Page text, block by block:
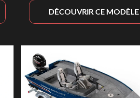
DÉCOUVRIR CE MODÈLE